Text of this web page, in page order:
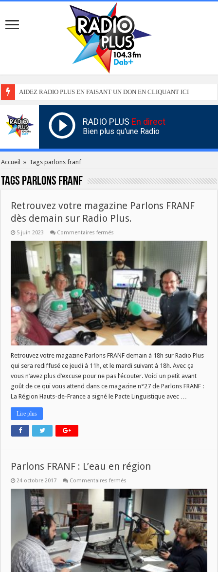
AIDEZ RADIO PLUS EN FAISANT UN DON EN CLIQUANT ICI
RADIO PLUS En direct
Bien plus qu'une Radio
Accueil » Tags parlons franf
Tags parlons franf
Retrouvez votre magazine Parlons FRANF
dès demain sur Radio Plus.
5 juin 2023 Commentaires fermés
magazine
Parlons
FRANF
dès
demain
sur
Radio
Plus.
Retrouvez votre magazine Parlons FRANF demain à 18h sur Radio Plus
qui sera rediffusé ce jeudi à 11h, et le mardi suivant à 18h. Avec ça
vous n’avez plus d’excuse pour ne pas l’écouter. Voici un petit avant
goût de ce qui vous attend dans ce magazine n°27 de Parlons FRANF :
La Région Hauts-de-France a signé le Pacte Linguistique avec …
Lire plus
Parlons FRANF : L’eau en région
24 octobre 2017 Commentaires fermés
FRANF
:
L’eau
en
région